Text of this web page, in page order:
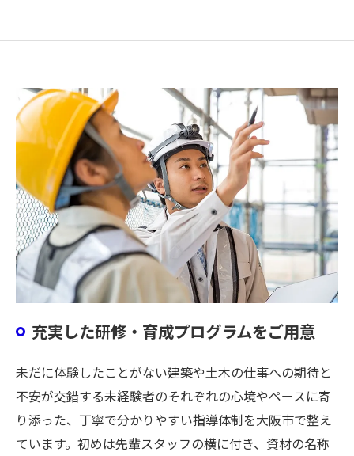
充実した研修・育成プログラムをご用意
未だに体験したことがない建築や土木の仕事への期待と
不安が交錯する未経験者のそれぞれの心境やペースに寄
り添った、丁寧で分かりやすい指導体制を大阪市で整え
ています。初めは先輩スタッフの横に付き、資材の名称